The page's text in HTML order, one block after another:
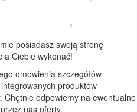
posiadasz swoją stronę
Ciebie wykonać!
omówienia szczegółów
produktów
Chętnie odpowiemy na ewentualne
nas oferty.